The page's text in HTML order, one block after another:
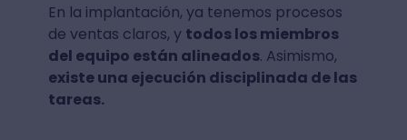
En la implantación, ya tenemos procesos
de ventas claros, y todos los miembros
del equipo están alineados. Asimismo,
existe una ejecución disciplinada de las
tareas.